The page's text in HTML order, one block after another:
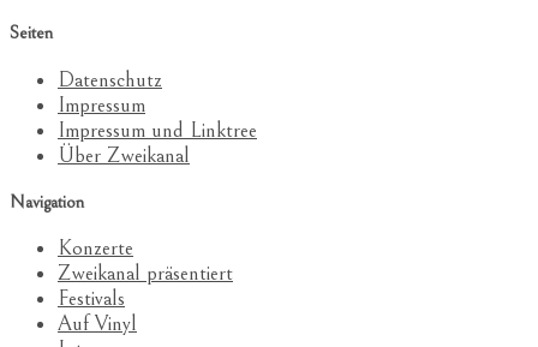
Seiten
Datenschutz
Impressum
Impressum und Linktree
Über Zweikanal
Navigation
Konzerte
Zweikanal präsentiert
Festivals
Auf Vinyl